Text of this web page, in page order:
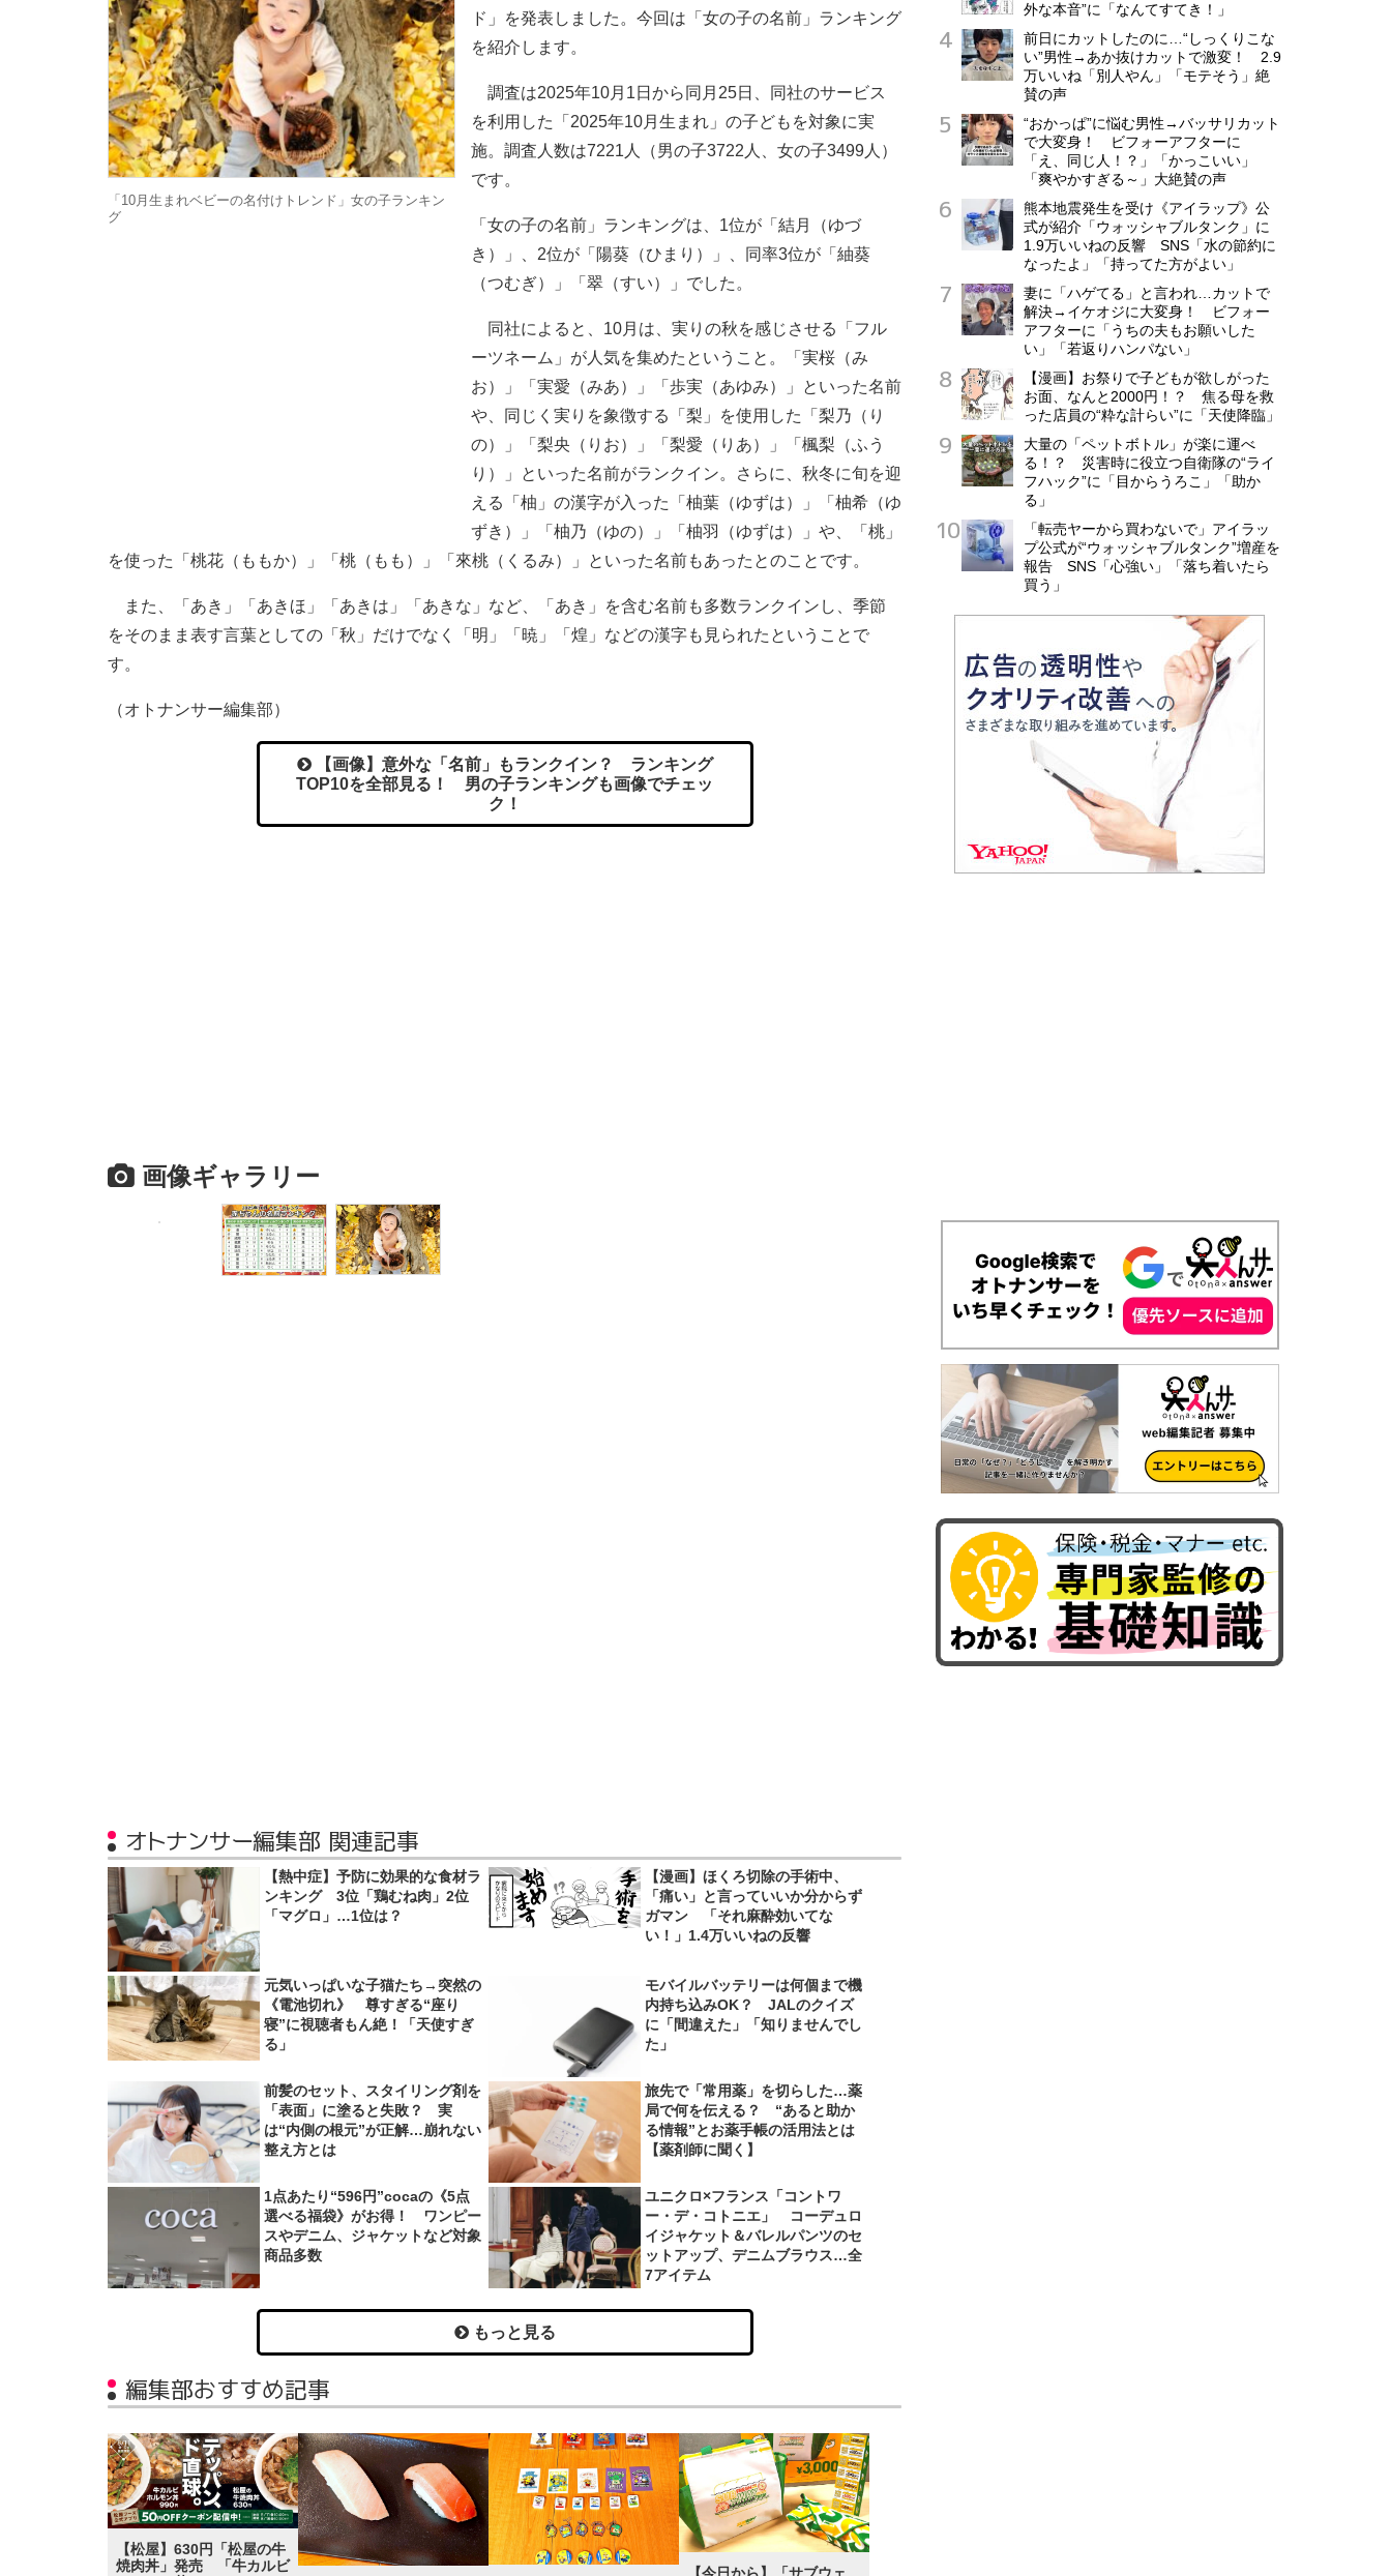
「10月生まれベビーの名付けトレンド」女の子ランキン
グ
ド」を発表しました。今回は「女の子の名前」ランキング
を紹介します。
調査は2025年10月1日から同月25日、同社のサービス
を利用した「2025年10月生まれ」の子どもを対象に実
施。調査人数は7221人（男の子3722人、女の子3499人）
です。
「女の子の名前」ランキングは、1位が「結月（ゆづ
き）」、2位が「陽葵（ひまり）」、同率3位が「紬葵
（つむぎ）」「翠（すい）」でした。
同社によると、10月は、実りの秋を感じさせる「フル
ーツネーム」が人気を集めたということ。「実桜（み
お）」「実愛（みあ）」「歩実（あゆみ）」といった名前
や、同じく実りを象徴する「梨」を使用した「梨乃（り
の）」「梨央（りお）」「梨愛（りあ）」「楓梨（ふう
り）」といった名前がランクイン。さらに、秋冬に旬を迎
える「柚」の漢字が入った「柚葉（ゆずは）」「柚希（ゆ
ずき）」「柚乃（ゆの）」「柚羽（ゆずは）」や、「桃」
を使った「桃花（ももか）」「桃（もも）」「來桃（くるみ）」といった名前もあったとのことです。
また、「あき」「あきほ」「あきは」「あきな」など、「あき」を含む名前も多数ランクインし、季節
をそのまま表す言葉としての「秋」だけでなく「明」「暁」「煌」などの漢字も見られたということで
す。
（オトナンサー編集部）
【画像】意外な「名前」もランクイン？ ランキング
TOP10を全部見る！ 男の子ランキングも画像でチェッ
ク！
画像ギャラリー
オトナンサー編集部 関連記事
【熱中症】予防に効果的な食材ラ
ンキング 3位「鶏むね肉」2位
「マグロ」…1位は？
【漫画】ほくろ切除の手術中、
「痛い」と言っていいか分からず
ガマン 「それ麻酔効いてな
い！」1.4万いいねの反響
元気いっぱいな子猫たち→突然の
《電池切れ》 尊すぎる“座り
寝”に視聴者もん絶！「天使すぎ
る」
モバイルバッテリーは何個まで機
内持ち込みOK？ JALのクイズ
に「間違えた」「知りませんでし
た」
前髪のセット、スタイリング剤を
「表面」に塗ると失敗？ 実
は“内側の根元”が正解…崩れない
整え方とは
旅先で「常用薬」を切らした…薬
局で何を伝える？ “あると助か
る情報”とお薬手帳の活用法とは
【薬剤師に聞く】
1点あたり“596円”cocaの《5点
選べる福袋》がお得！ ワンピー
スやデニム、ジャケットなど対象
商品多数
ユニクロ×フランス「コントワ
ー・デ・コトニエ」 コーデュロ
イジャケット＆バレルパンツのセ
ットアップ、デニムブラウス…全
7アイテム
もっと見る
編集部おすすめ記事
【松屋】630円「松屋の牛
焼肉丼」発売 「牛カルビ
【今日から】「サブウェ
外な本音”に「なんてすてき！」
前日にカットしたのに…“しっくりこな
い”男性→あか抜けカットで激変！ 2.9
万いいね「別人やん」「モテそう」絶
賛の声
“おかっぱ”に悩む男性→バッサリカット
で大変身！ ビフォーアフターに
「え、同じ人！？」「かっこいい」
「爽やかすぎる～」大絶賛の声
熊本地震発生を受け《アイラップ》公
式が紹介「ウォッシャブルタンク」に
1.9万いいねの反響 SNS「水の節約に
なったよ」「持ってた方がよい」
妻に「ハゲてる」と言われ…カットで
解決→イケオジに大変身！ ビフォー
アフターに「うちの夫もお願いした
い」「若返りハンパない」
【漫画】お祭りで子どもが欲しがった
お面、なんと2000円！？ 焦る母を救
った店員の“粋な計らい”に「天使降臨」
大量の「ペットボトル」が楽に運べ
る！？ 災害時に役立つ自衛隊の“ライ
フハック”に「目からうろこ」「助か
る」
「転売ヤーから買わないで」アイラッ
プ公式が“ウォッシャブルタンク”増産を
報告 SNS「心強い」「落ち着いたら
買う」